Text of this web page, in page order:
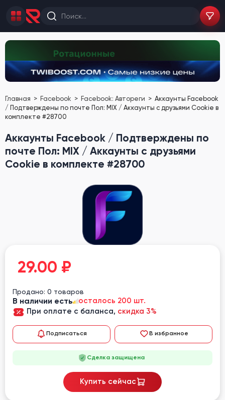
Главная Facebook Facebook: Автореги
Аккаунты Facebook
/ Подтверждены по почте Пол: MIX / Аккаунты с друзьями Cookie в
комплекте #28700
Аккаунты Facebook / Подтверждены по
почте Пол: MIX / Аккаунты с друзьями
Cookie в комплекте #28700
29.00 ₽
Продано: 0 товаров
В наличии есть
осталось 200 шт.
При оплате с баланса, скидка 3%
Подписаться В избранное
Сделка защищена
Купить сейчас